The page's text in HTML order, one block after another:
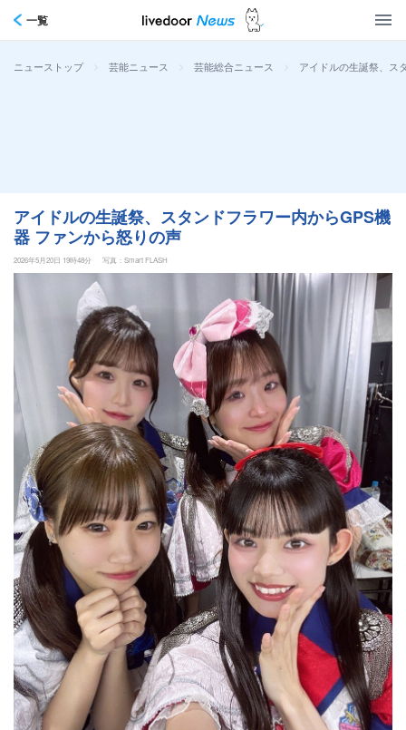
一覧
ニューストップ > 芸能ニュース > 芸能総合ニュース > アイドルの生誕祭、ス
アイドルの生誕祭、スタンドフラワー内からGPS機
器 ファンから怒りの声
2026年5月20日 19時48分 写真：Smart FLASH